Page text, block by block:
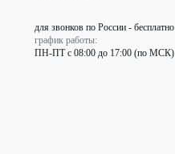
для звонков по России - бесплатно
график работы:
ПН-ПТ с 08:00 до 17:00 (по МСК)